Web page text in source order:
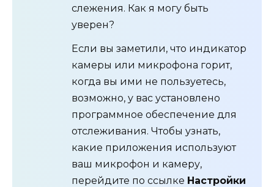
слежения. Как я могу быть
уверен?
Если вы заметили, что индикатор
камеры или микрофона горит,
когда вы ими не пользуетесь,
возможно, у вас установлено
программное обеспечение для
отслеживания. Чтобы узнать,
какие приложения используют
ваш микрофон и камеру,
перейдите по ссылке Настройки